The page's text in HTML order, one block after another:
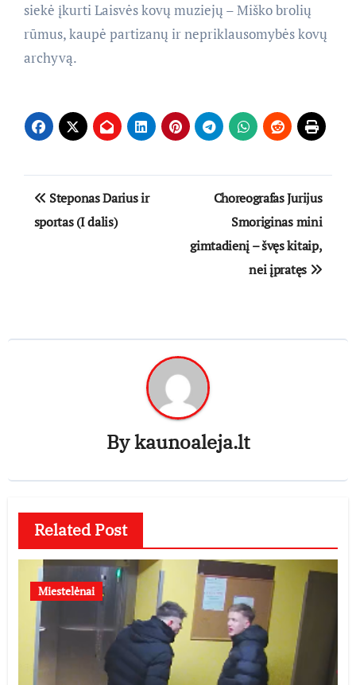
siekė įkurti Laisvės kovų muziejų – Miško brolių
rūmus, kaupė partizanų ir nepriklausomybės kovų
archyvą.
Navigacija
tarp
Steponas Darius ir
sportas (I dalis)
Choreografas Jurijus
Smoriginas mini
gimtadienį – švęs kitaip,
nei įpratęs
Bykaunoaleja.lt
Related Post
Miestelėnai